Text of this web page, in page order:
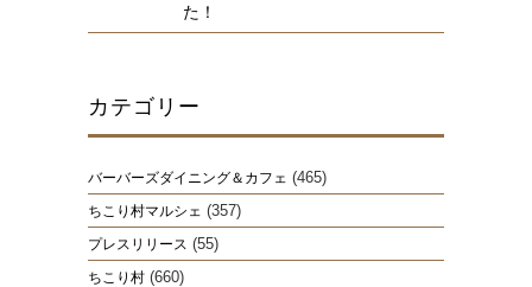
た！
カテゴリー
バーバーズダイニング＆カフェ (465)
ちこり村マルシェ (357)
プレスリリース (55)
ちこり村 (660)